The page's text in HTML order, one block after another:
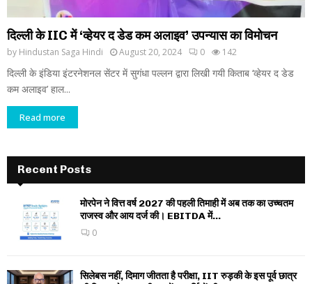
दिल्ली के IIC में ‘व्हेयर द डेड कम अलाइव’ उपन्यास का विमोचन
by Hindustan Saga Hindi August 20, 2024 0 142
दिल्ली के इंडिया इंटरनेशनल सेंटर में सुगंधा पल्लन द्वारा लिखी गयी किताब ‘व्हेयर द डेड
कम अलाइव’ हाल...
Read more
Recent Posts
मोरपेन ने वित्त वर्ष 2027 की पहली तिमाही में अब तक का उच्चतम
राजस्व और आय दर्ज की। EBITDA में...
0
सिलेबस नहीं, दिमाग जीतता है परीक्षा, IIT रुड़की के इस पूर्व छात्र